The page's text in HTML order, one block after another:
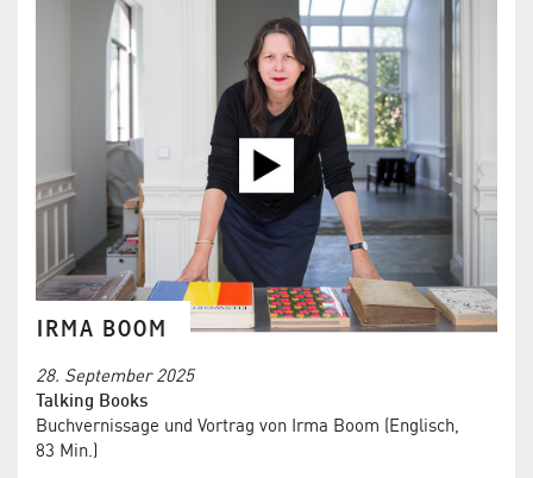
IRMA BOOM
28. September 2025
Talking Books
Buchvernissage und Vortrag von Irma Boom (Englisch,
83 Min.)